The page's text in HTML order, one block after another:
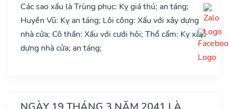
Các sao xấu là Trùng phục: Kỵ giá thú; an táng;
Huyền Vũ: Kỵ an táng; Lôi công: Xấu với xây dựng
nhà cửa; Cô thần: Xấu với cưới hỏi; Thổ cẩm: Kỵ xây
dựng nhà cửa; an táng;